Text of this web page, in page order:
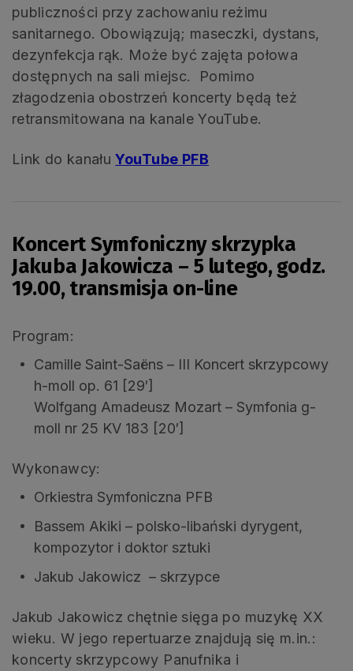
publiczności przy zachowaniu reżimu
sanitarnego. Obowiązują; maseczki, dystans,
dezynfekcja rąk. Może być zajęta połowa
dostępnych na sali miejsc. Pomimo
złagodzenia obostrzeń koncerty będą też
retransmitowana na kanale YouTube.
Link do kanałuYouTube PFB
Koncert Symfoniczny skrzypka
Jakuba Jakowicza – 5 lutego, godz.
19.00, transmisja on-line
Program:
Camille Saint-Saëns – III Koncert skrzypcowy
h-moll op. 61 [29′]
Wolfgang Amadeusz Mozart – Symfonia g-
moll nr 25 KV 183 [20′]
Wykonawcy:
Orkiestra Symfoniczna PFB
Bassem Akiki – polsko-libański dyrygent,
kompozytor i doktor sztuki
Jakub Jakowicz – skrzypce
Jakub Jakowicz chętnie sięga po muzykę XX
wieku. W jego repertuarze znajdują się m.in.:
koncerty skrzypcowy Panufnika i